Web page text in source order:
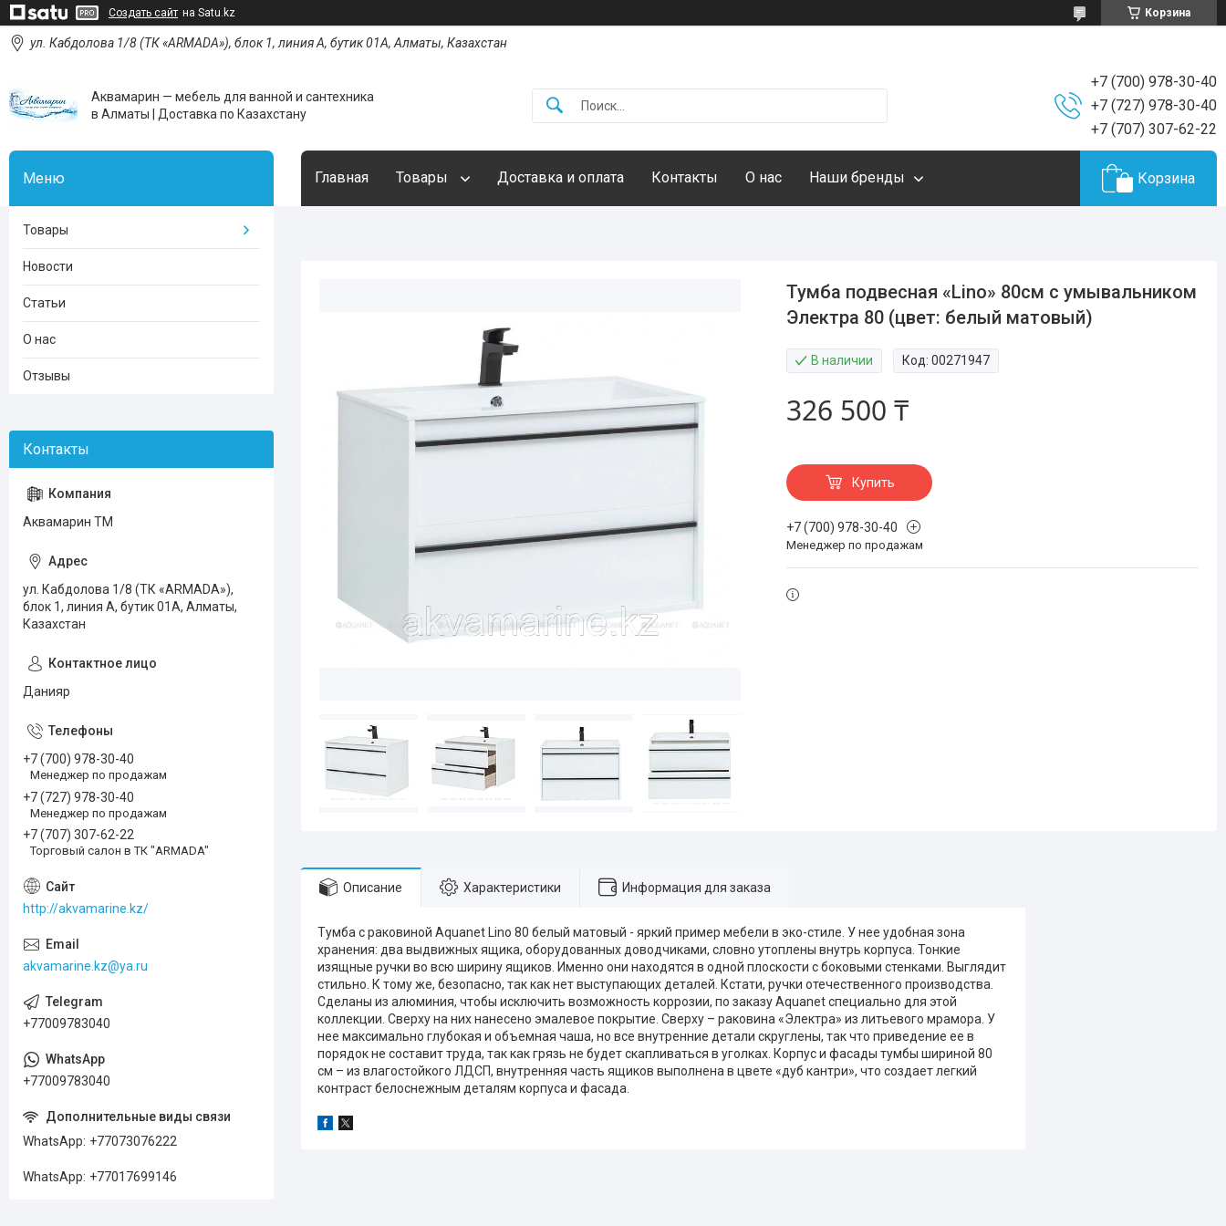
Создать сайт на Satu.kz Корзина
ул. Кабдолова 1/8 (ТК «ARMADA»), блок 1, линия А, бутик 01А, Алматы, Казахстан
Аквамарин — мебель для ванной и сантехника
в Алматы | Доставка по Казахстану
+7 (700) 978-30-40
+7 (727) 978-30-40
+7 (707) 307-62-22
Главная Товары Доставка и оплата Контакты О нас Наши бренды Корзина
Тумба подвесная «Lino» 80см с умывальником
Электра 80 (цвет: белый матовый)
В наличии Код:00271947
326 500 ₸
Купить
+7 (700) 978-30-40
Менеджер по продажам
Описание Характеристики Информация для заказа
Тумба c раковиной Aquanet Lino 80 белый матовый - яркий пример мебели в эко-стиле. У нее удобная зона
хранения: два выдвижных ящика, оборудованных доводчиками, словно утоплены внутрь корпуса. Тонкие
изящные ручки во всю ширину ящиков. Именно они находятся в одной плоскости с боковыми стенками. Выглядит
стильно. К тому же, безопасно, так как нет выступающих деталей. Кстати, ручки отечественного производства.
Сделаны из алюминия, чтобы исключить возможность коррозии, по заказу Aquanet специально для этой
коллекции. Сверху на них нанесено эмалевое покрытие. Сверху – раковина «Электра» из литьевого мрамора. У
нее максимально глубокая и объемная чаша, но все внутренние детали скруглены, так что приведение ее в
порядок не составит труда, так как грязь не будет скапливаться в уголках. Корпус и фасады тумбы шириной 80
см – из влагостойкого ЛДСП, внутренняя часть ящиков выполнена в цвете «дуб кантри», что создает легкий
контраст белоснежным деталям корпуса и фасада.
Товары
Новости
Статьи
О нас
Отзывы
Аквамарин ТМ
ул. Кабдолова 1/8 (ТК «ARMADA»),
блок 1, линия А, бутик 01А, Алматы,
Казахстан
Данияр
+7 (700) 978-30-40
Менеджер по продажам
+7 (727) 978-30-40
Менеджер по продажам
+7 (707) 307-62-22
Торговый салон в ТК "ARMADA"
http://akvamarine.kz/
akvamarine.kz@ya.ru
+77009783040
+77009783040
WhatsApp +77073076222
WhatsApp +77017699146